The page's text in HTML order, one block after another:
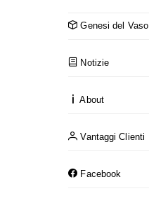
Genesi del Vaso
Notizie
About
Vantaggi Clienti
Facebook